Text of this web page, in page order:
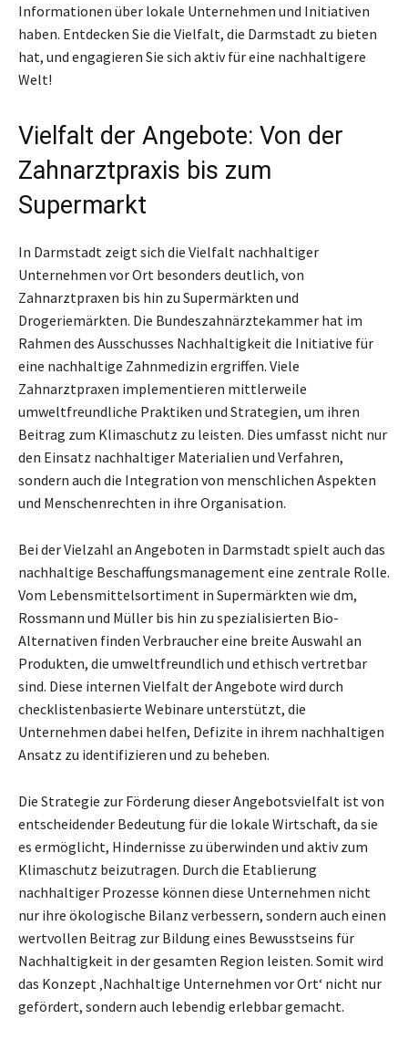
Informationen über lokale Unternehmen und Initiativen
haben. Entdecken Sie die Vielfalt, die Darmstadt zu bieten
hat, und engagieren Sie sich aktiv für eine nachhaltigere
Welt!
Vielfalt der Angebote: Von der
Zahnarztpraxis bis zum
Supermarkt
In Darmstadt zeigt sich die Vielfalt nachhaltiger
Unternehmen vor Ort besonders deutlich, von
Zahnarztpraxen bis hin zu Supermärkten und
Drogeriemärkten. Die Bundeszahnärztekammer hat im
Rahmen des Ausschusses Nachhaltigkeit die Initiative für
eine nachhaltige Zahnmedizin ergriffen. Viele
Zahnarztpraxen implementieren mittlerweile
umweltfreundliche Praktiken und Strategien, um ihren
Beitrag zum Klimaschutz zu leisten. Dies umfasst nicht nur
den Einsatz nachhaltiger Materialien und Verfahren,
sondern auch die Integration von menschlichen Aspekten
und Menschenrechten in ihre Organisation.
Bei der Vielzahl an Angeboten in Darmstadt spielt auch das
nachhaltige Beschaffungsmanagement eine zentrale Rolle.
Vom Lebensmittelsortiment in Supermärkten wie dm,
Rossmann und Müller bis hin zu spezialisierten Bio-
Alternativen finden Verbraucher eine breite Auswahl an
Produkten, die umweltfreundlich und ethisch vertretbar
sind. Diese internen Vielfalt der Angebote wird durch
checklistenbasierte Webinare unterstützt, die
Unternehmen dabei helfen, Defizite in ihrem nachhaltigen
Ansatz zu identifizieren und zu beheben.
Die Strategie zur Förderung dieser Angebotsvielfalt ist von
entscheidender Bedeutung für die lokale Wirtschaft, da sie
es ermöglicht, Hindernisse zu überwinden und aktiv zum
Klimaschutz beizutragen. Durch die Etablierung
nachhaltiger Prozesse können diese Unternehmen nicht
nur ihre ökologische Bilanz verbessern, sondern auch einen
wertvollen Beitrag zur Bildung eines Bewusstseins für
Nachhaltigkeit in der gesamten Region leisten. Somit wird
das Konzept ‚Nachhaltige Unternehmen vor Ort‘ nicht nur
gefördert, sondern auch lebendig erlebbar gemacht.